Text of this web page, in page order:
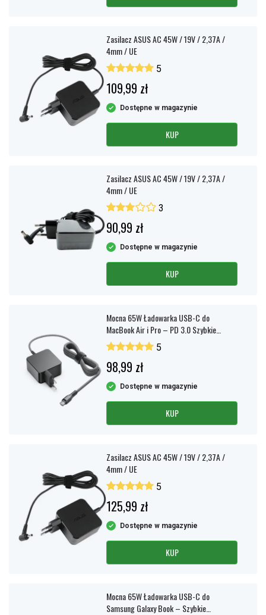
Zasilacz ASUS AC 45W / 19V / 2,37A /
4mm / UE
5
109,99 zł
Dostępne w magazynie
KUP
Zasilacz ASUS AC 45W / 19V / 2,37A /
4mm / UE
3
90,99 zł
Dostępne w magazynie
KUP
Mocna 65W Ładowarka USB-C do
MacBook Air i Pro – PD 3.0 Szybkie
ładowanie
5
98,99 zł
Dostępne w magazynie
KUP
Zasilacz ASUS AC 45W / 19V / 2,37A /
4mm / UE
5
125,99 zł
Dostępne w magazynie
KUP
Mocna 65W Ładowarka USB-C do
Samsung Galaxy Book – Szybkie